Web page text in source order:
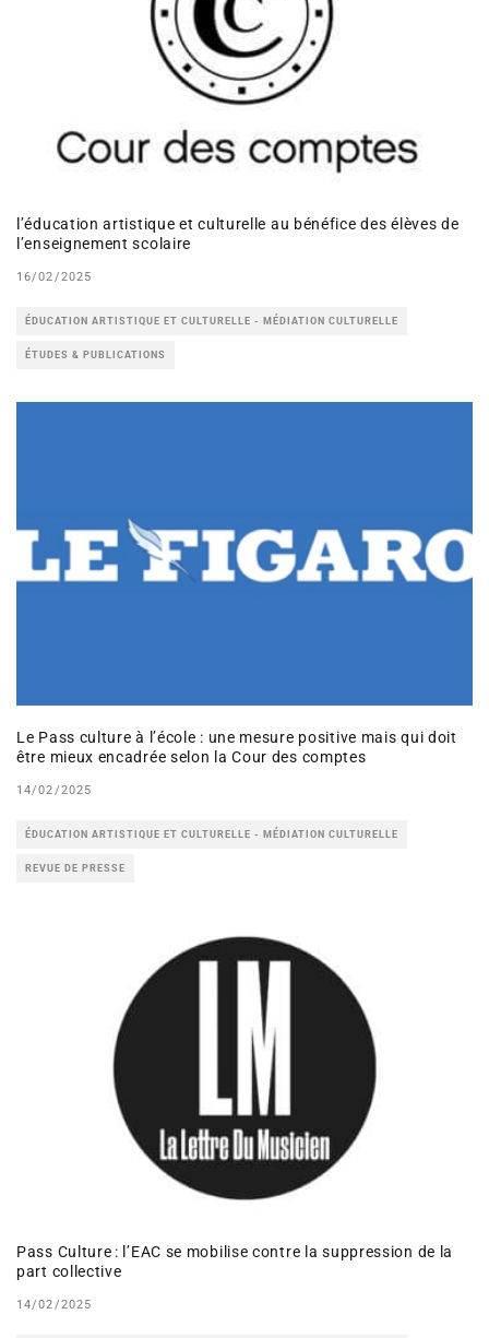
l’éducation artistique et culturelle au bénéfice des élèves de
l’enseignement scolaire
16/02/2025
ÉDUCATION ARTISTIQUE ET CULTURELLE - MÉDIATION CULTURELLE
ÉTUDES & PUBLICATIONS
Le Pass culture à l’école : une mesure positive mais qui doit
être mieux encadrée selon la Cour des comptes
14/02/2025
ÉDUCATION ARTISTIQUE ET CULTURELLE - MÉDIATION CULTURELLE
REVUE DE PRESSE
Pass Culture : l’EAC se mobilise contre la suppression de la
part collective
14/02/2025